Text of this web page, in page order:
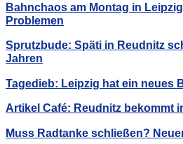
Bahnchaos am Montag in
Problemen
Sprutzbude: Späti in Reudnitz
Jahren
Tagedieb: Leipzig hat ein neues
Artikel Café: Reudnitz bekommt
Muss Radtanke schließen?